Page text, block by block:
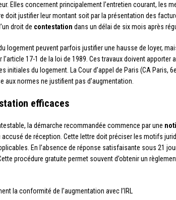
Elles concernent principalement l’entretien courant, les
doit justifier leur montant soit par la présentation des
droit de contestation dans un délai de six mois après
logement peuvent parfois justifier une hausse de loyer,
17-1 de la loi de 1989. Ces travaux doivent apporter
initiales du logement. La Cour d’appel de Paris (CA Paris,
aux normes ne justifient pas d’augmentation.
efficaces
la démarche recommandée commence par une
accusé de réception. Cette lettre doit préciser les motifs
En l’absence de réponse satisfaisante sous 21
procédure gratuite permet souvent d’obtenir un
la conformité de l’augmentation avec l’IRL